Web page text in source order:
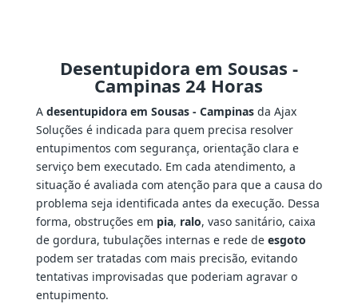
Desentupidora em Sousas -
Campinas 24 Horas
A desentupidora em Sousas - Campinasda Ajax
Soluções é indicada para quem precisa resolver
entupimentos com segurança, orientação clara e
serviço bem executado. Em cada atendimento, a
situação é avaliada com atenção para que a causa do
problema seja identificada antes da execução. Dessa
forma, obstruções em pia, ralo, vaso sanitário, caixa
de gordura, tubulações internas e rede de esgoto
podem ser tratadas com mais precisão, evitando
tentativas improvisadas que poderiam agravar o
entupimento.